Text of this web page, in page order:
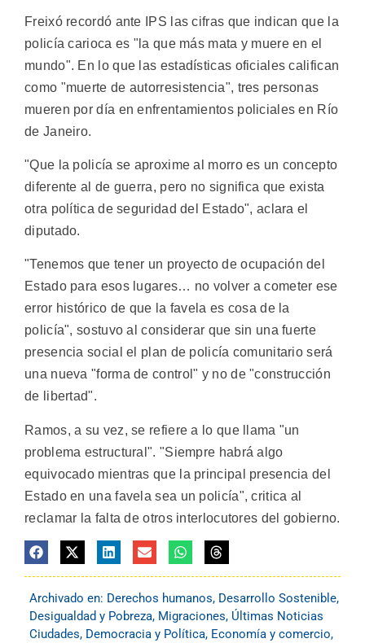
Freixó recordó ante IPS las cifras que indican que la
policía carioca es "la que más mata y muere en el
mundo". En lo que las estadísticas oficiales califican
como "muerte de autorresistencia", tres personas
mueren por día en enfrentamientos policiales en Río
de Janeiro.
"Que la policía se aproxime al morro es un concepto
diferente al de guerra, pero no significa que exista
otra política de seguridad del Estado", aclara el
diputado.
"Tenemos que tener un proyecto de ocupación del
Estado para esos lugares… no volver a cometer ese
error histórico de que la favela es cosa de la
policía", sostuvo al considerar que sin una fuerte
presencia social el plan de policía comunitario será
una nueva "forma de control" y no de "construcción
de libertad".
Ramos, a su vez, se refiere a lo que llama "un
problema estructural". "Siempre habrá algo
equivocado mientras que la principal presencia del
Estado en una favela sea un policía", critica al
reclamar la falta de otros interlocutores del gobierno.
Archivado en: Derechos humanos, Desarrollo Sostenible,
Desigualdad y Pobreza, Migraciones, Últimas Noticias
Ciudades, Democracia y Política, Economía y comercio,